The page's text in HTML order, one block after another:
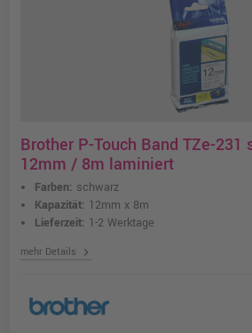
Brother P-Touch Band TZe-231
12mm / 8m laminiert
Farben: schwarz
Kapazität: 12mm x 8m
Lieferzeit: 1-2 Werktage
mehr Details chevron_right